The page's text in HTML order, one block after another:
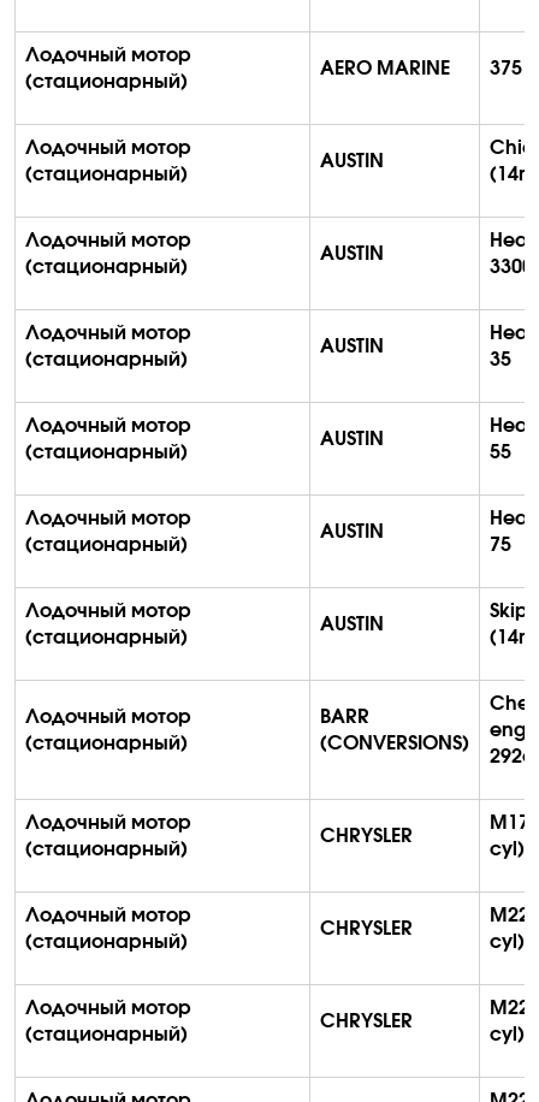
Лодочный мотор
(стационарный)
AERO MARINE 375
Лодочный мотор
(стационарный)
AUSTIN
Chief
Лодочный мотор
(стационарный)
AUSTIN
3300
Лодочный мотор
(стационарный)
AUSTIN
35
Лодочный мотор
(стационарный)
AUSTIN
55
Лодочный мотор
(стационарный)
AUSTIN
75
Лодочный мотор
(стационарный)
AUSTIN
Лодочный мотор
(стационарный)
BARR
(CONVERSIONS)
Лодочный мотор
(стационарный)
CHRYSLER
сyl )
Лодочный мотор
(стационарный)
CHRYSLER
сyl )
Лодочный мотор
(стационарный)
CHRYSLER
сyl )